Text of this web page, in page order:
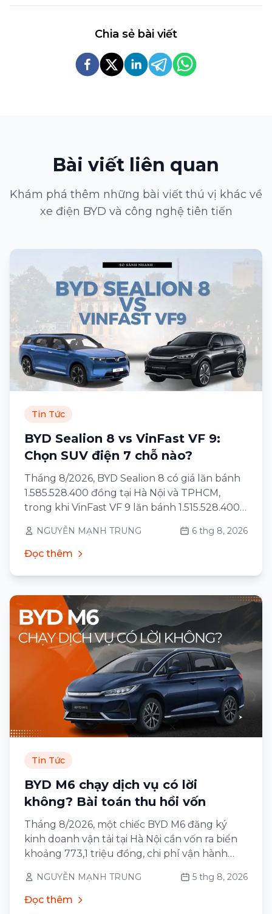
Chia sẻ bài viết
Bài viết liên quan
Khám phá thêm những bài viết thú vị khác về
xe điện BYD và công nghệ tiên tiến
Tin Tức
BYD Sealion 8 vs VinFast VF 9:
Chọn SUV điện 7 chỗ nào?
Tháng 8/2026, BYD Sealion 8 có giá lăn bánh
1.585.528.400 đồng tại Hà Nội và TPHCM,
trong khi VinFast VF 9 lăn bánh 1.515.528.400
bản Plus — cùng khu vực, cùng cách tính
phí.
NGUYỄN MẠNH TRUNG 6 thg 8, 2026
Đọc thêm
Tin Tức
BYD M6 chạy dịch vụ có lời
không? Bài toán thu hồi vốn
Tháng 8/2026, một chiếc BYD M6 đăng ký
kinh doanh vận tải tại Hà Nội cần vốn ra biển
khoảng 773,1 triệu đồng, chi phí vận hành
3.000 km và tiết kiệm khoảng 2,49 triệu
đồng/tháng so với một chiếc MPV xăng 7 chỗ
NGUYỄN MẠNH TRUNG 5 thg 8, 2026
Đọc thêm